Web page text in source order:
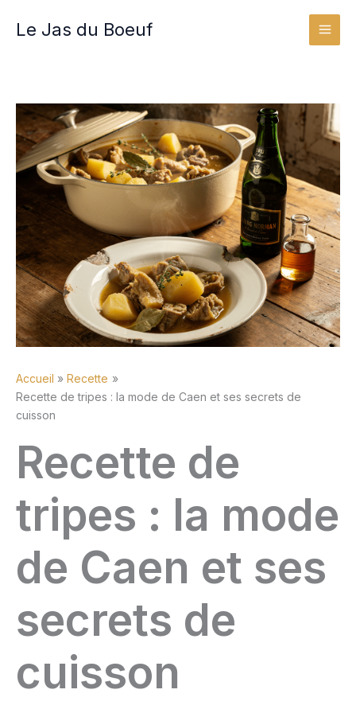
Le Jas du Boeuf
Accueil
Recette
Recette de tripes : la mode de Caen et ses secrets de
cuisson
Recette de
tripes : la mode
de Caen et ses
secrets de
cuisson